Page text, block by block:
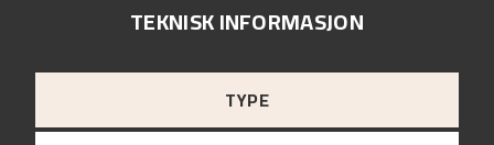
TEKNISK INFORMASJON
TYPE